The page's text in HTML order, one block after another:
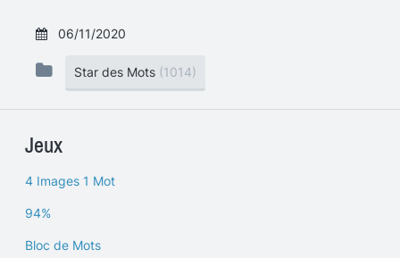
06/11/2020
Star des Mots (1014)
Jeux
4 Images 1 Mot
94%
Bloc de Mots